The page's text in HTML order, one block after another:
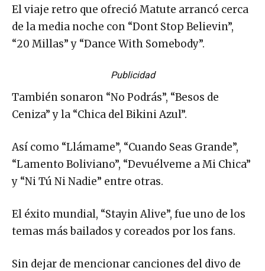
El viaje retro que ofreció Matute arrancó cerca
de la media noche con “Dont Stop Believin”,
“20 Millas” y “Dance With Somebody”.
Publicidad
También sonaron “No Podrás”, “Besos de
Ceniza” y la “Chica del Bikini Azul”.
Así como “Llámame”, “Cuando Seas Grande”,
“Lamento Boliviano”, “Devuélveme a Mi Chica”
y “Ni Tú Ni Nadie” entre otras.
El éxito mundial, “Stayin Alive”, fue uno de los
temas más bailados y coreados por los fans.
Sin dejar de mencionar canciones del divo de